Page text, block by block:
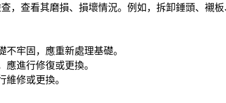
，查看其磨損、損壞情況。例如，拆卸錘頭、襯
牢固，應重新處理基礎。
進行修復或更換。
修或更換。